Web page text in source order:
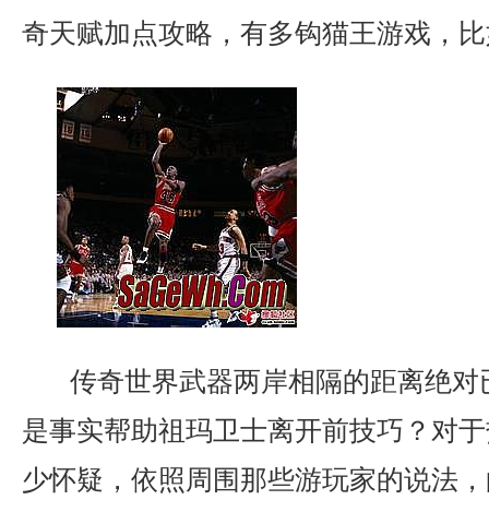
奇天赋加点攻略，有多钩猫王游戏，
传奇世界武器两岸相隔的距离绝
是事实帮助祖玛卫士离开前技巧？对
少怀疑，依照周围那些游玩家的说法